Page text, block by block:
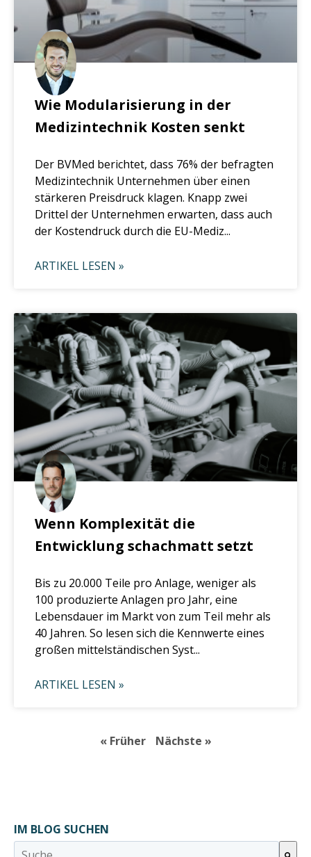
Wie Modularisierung in der
Medizintechnik Kosten senkt
Der BVMed berichtet, dass 76% der befragten
Medizintechnik Unternehmen über einen
stärkeren Preisdruck klagen. Knapp zwei
Drittel der Unternehmen erwarten, dass auch
der Kostendruck durch die EU-Mediz...
ARTIKEL LESEN »
Wenn Komplexität die
Entwicklung schachmatt setzt
Bis zu 20.000 Teile pro Anlage, weniger als
100 produzierte Anlagen pro Jahr, eine
Lebensdauer im Markt von zum Teil mehr als
40 Jahren. So lesen sich die Kennwerte eines
großen mittelständischen Syst...
ARTIKEL LESEN »
« Früher Nächste »
IM BLOG SUCHEN
Dies ist ein Suchfeld mit einer automatischen Vorschlagsfunktion.